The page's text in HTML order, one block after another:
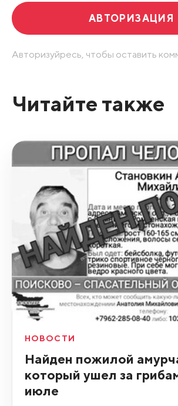
АВТОРИЗАЦИЯ
Авторизуйресь, чтобы оставить
Читайте также
НОВОСТИ
Найден пожилой
который ушел за
июле